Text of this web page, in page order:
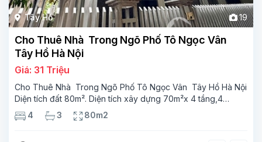
Tây Hồ 19
Cho Thuê Nhà Trong Ngõ Phố Tô Ngọc Vân
Tây Hồ Hà Nội
Giá: 31 Triệu
Cho Thuê Nhà Trong Ngõ Phố Tô Ngọc Vân Tây Hồ Hà Nội
Diện tích đất 80m². Diện tích xây dựng 70m²x 4 tầng,4
phòng ngủ, 3 phòng tăm Tầng 1–1 phòng bếp,wc Tầng 2-
phòng khách 1 phòng ngủ ,1 phòng tắm Tầng 3
4 3 80m2